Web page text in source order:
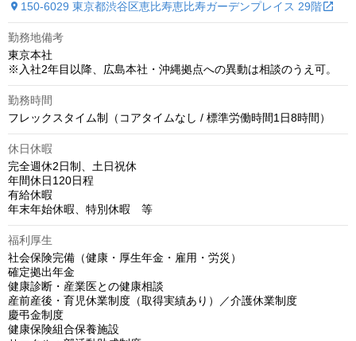
150-6029 東京都渋谷区恵比寿恵比寿ガーデンプレイス 29階
勤務地備考
東京本社
※入社2年目以降、広島本社・沖縄拠点への異動は相談のうえ可。
勤務時間
フレックスタイム制（コアタイムなし / 標準労働時間1日8時間）
休日休暇
完全週休2日制、土日祝休
年間休日120日程
有給休暇
年末年始休暇、特別休暇　等
福利厚生
社会保険完備（健康・厚生年金・雇用・労災）
確定拠出年金
健康診断・産業医との健康相談
産前産後・育児休業制度（取得実績あり）／介護休業制度
慶弔金制度
健康保険組合保養施設